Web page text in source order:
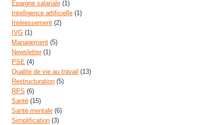
Epargne salariale (1)
Intelligence artificielle (1)
Intéressement (2)
IVG (1)
Management (5)
Newsletter(1)
PSE (4)
Qualité de vie au travail (13)
Restructuration (5)
RPS (6)
Santé (15)
Santé mentale (6)
Simplification (3)